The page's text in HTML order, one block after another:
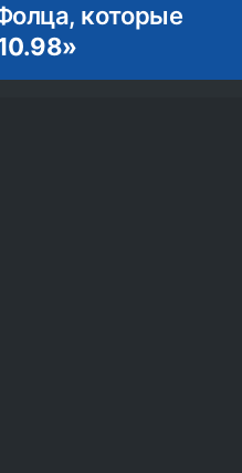
которые